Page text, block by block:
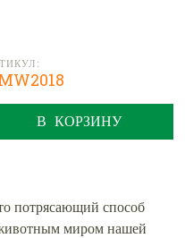
В КОРЗИНУ
потрясающий способ
миром нашей